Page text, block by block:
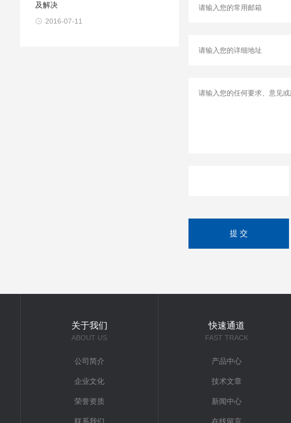
及解决
2016-07-11
关于我们
ABOUT US
公司简介
企业文化
荣誉资质
联系我们
快速通道
FAST TRACK
产品中心
技术文章
新闻中心
在线留言